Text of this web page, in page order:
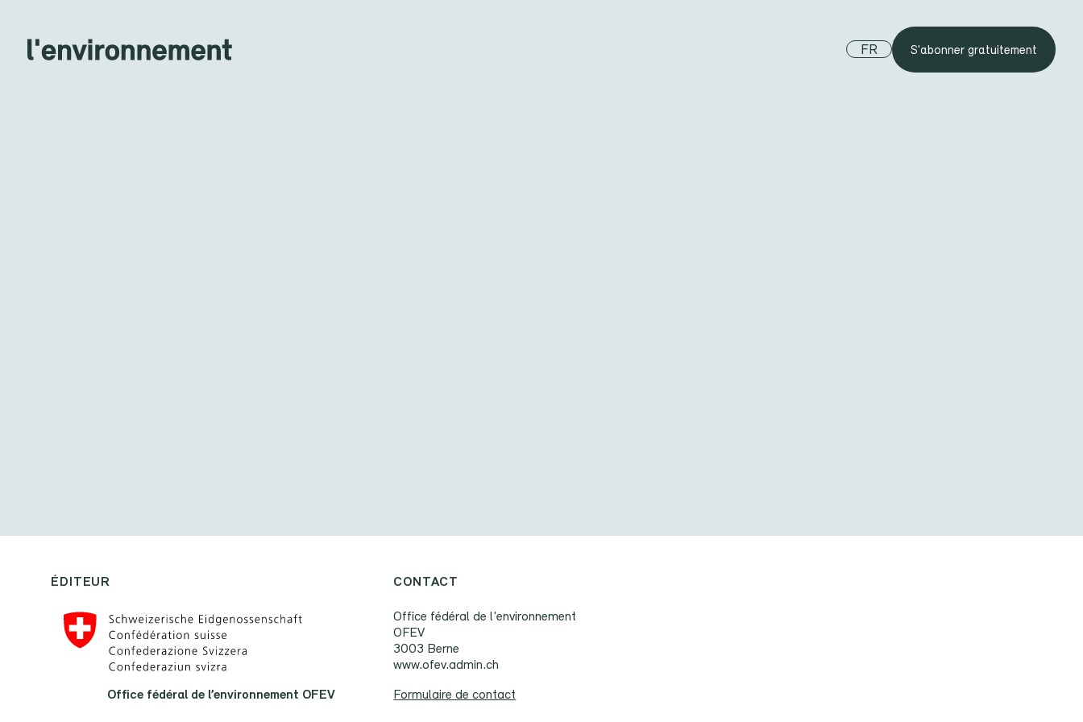
FR S'abonner gratuitement
ÉDITEUR
Office fédéral de l’environnement OFEV
CONTACT
Office fédéral de l'environnement
OFEV
3003 Berne
www.ofev.admin.ch
Formulaire de contact